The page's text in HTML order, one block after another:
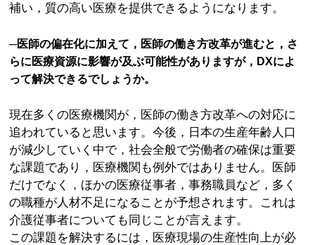
補い，質の高い医療を提供できるようになります。
─医師の偏在化に加えて，医師の働き方改革が進むと，さ
らに医療資源に影響が及ぶ可能性がありますが，DXによ
って解決できるでしょうか。
現在多くの医療機関が，医師の働き方改革への対応に
追われていると思います。今後，日本の生産年齢人口
が減少していく中で，社会全般で労働者の確保は重要
な課題であり，医療機関も例外ではありません。医師
だけでなく，ほかの医療従事者，事務職員など，多く
の職種が人材不足になることが予想されます。これは
介護従事者についても同じことが言えます。
この課題を解決するには，医療現場の生産性向上が必